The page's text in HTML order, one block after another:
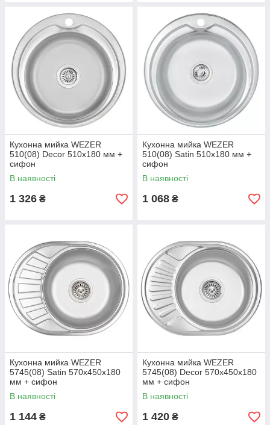
Кухонна мийка WEZER
510(08) Deсor 510x180 мм +
сифон
В наявності
1 326 ₴
Кухонна мийка WEZER
510(08) Satin 510x180 мм +
сифон
В наявності
1 068 ₴
Кухонна мийка WEZER
5745(08) Satin 570x450x180
мм + сифон
В наявності
1 144 ₴
Кухонна мийка WEZER
5745(08) Deсor 570x450x180
мм + сифон
В наявності
1 420 ₴